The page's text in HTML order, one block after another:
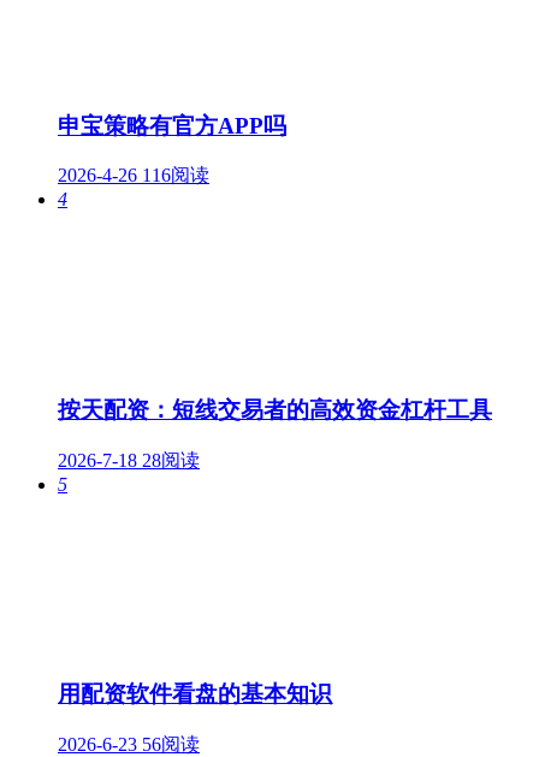
申宝策略有官方APP吗
2026-4-26 116阅读
4
按天配资：短线交易者的高效资金杠杆工具
2026-7-18 28阅读
5
用配资软件看盘的基本知识
2026-6-23 56阅读